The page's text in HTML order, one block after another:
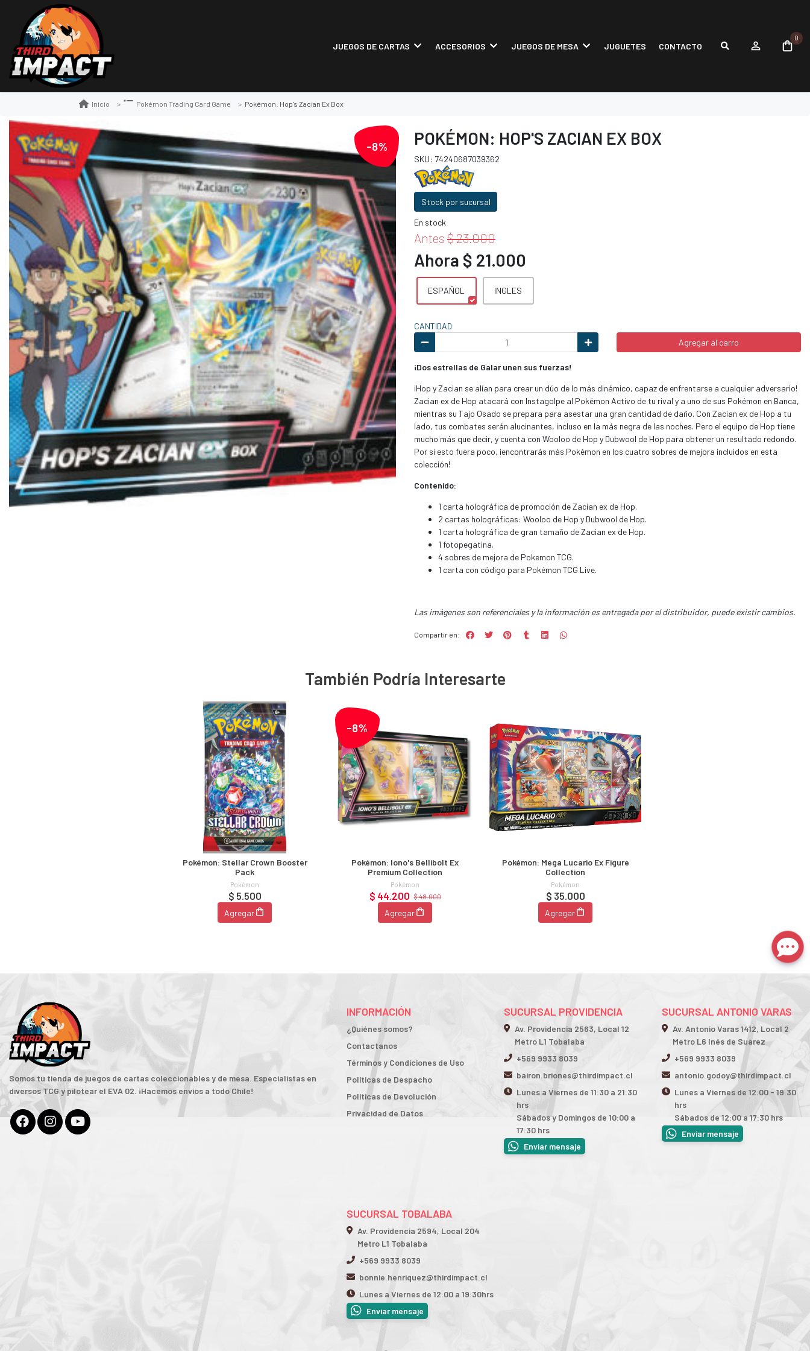
JUEGOS DE CARTAS ACCESORIOS JUEGOS DE MESA JUGUETES CONTACTO
0
Inicio Pokémon Trading Card Game Pokémon: Hop's Zacian Ex Box
-8% POKÉMON: HOP'S ZACIAN EX BOX
SKU: 74240687039362
Stock por sucursal
En stock
Antes $ 23.000
Ahora $ 21.000
ESPAÑOL INGLES
CANTIDAD
Agregar al carro
¡Dos estrellas de Galar unen sus fuerzas!
¡Hop y Zacian se alían para crear un dúo de lo más dinámico, capaz de enfrentarse a cualquier adversario!
Zacian ex de Hop atacará con Instagolpe al Pokémon Activo de tu rival y a uno de sus Pokémon en Banca,
mientras su Tajo Osado se prepara para asestar una gran cantidad de daño. Con Zacian ex de Hop a tu
lado, tus combates serán alucinantes, incluso en la más negra de las noches. Pero el equipo de Hop tiene
mucho más que decir, y cuenta con Wooloo de Hop y Dubwool de Hop para obtener un resultado redondo.
Por si esto fuera poco, ¡encontrarás más Pokémon en los cuatro sobres de mejora incluidos en esta
colección!
Contenido:
1 carta holográfica de promoción de Zacian ex de Hop.
2 cartas holográficas: Wooloo de Hop y Dubwool de Hop.
1 carta holográfica de gran tamaño de Zacian ex de Hop.
1 fotopegatina.
4 sobres de mejora de Pokemon TCG.
1 carta con código para Pokémon TCG Live.
Las imágenes son referenciales y la información es entregada por el distribuidor, puede existir cambios.
Compartir en:
También Podría Interesarte
Pokémon: Stellar Crown Booster
Pack
Pokémon
$ 5.500
Agregar
-8%
Pokémon: Iono's Bellibolt Ex
Premium Collection
Pokémon
$ 48.000
$ 44.200
Agregar
Pokémon: Mega Lucario Ex Figure
Collection
Pokémon
$ 35.000
Agregar
Somos tu tienda de juegos de cartas coleccionables y de mesa. Especialistas en
diversos TCG y pilotear el EVA 02. ¡Hacemos envíos a todo Chile!
INFORMACIÓN
¿Quiénes somos?
Contactanos
Términos y Condiciones de Uso
Políticas de Despacho
Políticas de Devolución
Privacidad de Datos
SUCURSAL PROVIDENCIA
Av. Providencia 2563, Local 12
Metro L1 Tobalaba
+569 9933 8039
bairon.briones@thirdimpact.cl
Lunes a Viernes de 11:30 a 21:30
hrs
Sábados y Domingos de 10:00 a
17:30 hrs
Enviar mensaje
SUCURSAL ANTONIO VARAS
Av. Antonio Varas 1412, Local 2
Metro L6 Inés de Suarez
+569 9933 8039
antonio.godoy@thirdimpact.cl
Lunes a Viernes de 12:00 - 19:30
hrs
Sábados de 12:00 a 17:30 hrs
Enviar mensaje
SUCURSAL TOBALABA
Av. Providencia 2594, Local 204
Metro L1 Tobalaba
+569 9933 8039
bonnie.henriquez@thirdimpact.cl
Lunes a Viernes de 12:00 a 19:30hrs
Enviar mensaje